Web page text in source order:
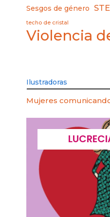
Sesgos de género
techo de cristal
Violencia
Ilustradoras
Mujeres